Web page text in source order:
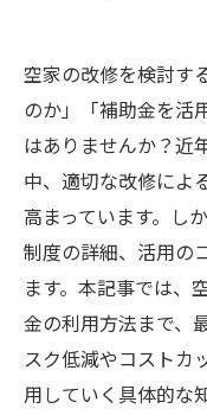
空家の改修を検討す
のか」「補助金を活
はありませんか？近
中、適切な改修によ
高まっています。し
制度の詳細、活用の
ます。本記事では、
金の利用方法まで、
スク低減やコストカ
用していく具体的な